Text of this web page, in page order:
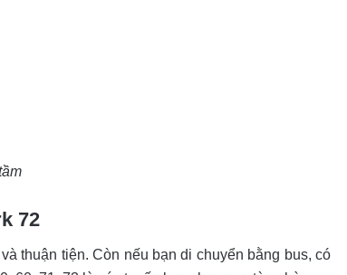
72
thuận tiện. Còn nếu bạn di chuyển bằng bus, có